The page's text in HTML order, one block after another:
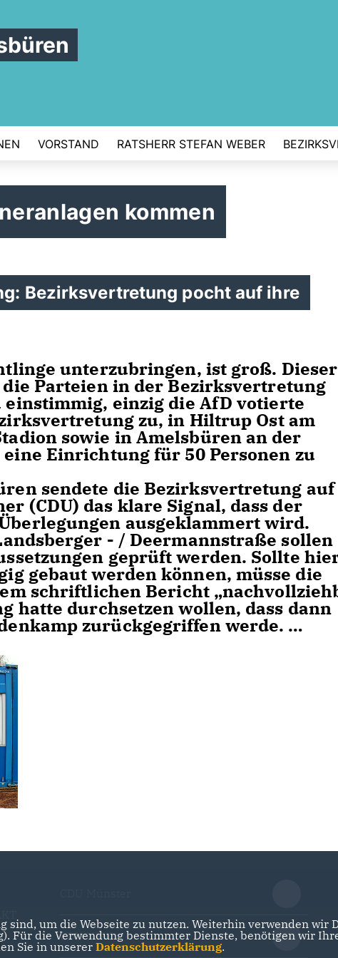
VORSTAND RATSHERR STEFAN WEBER
kommen
Bezirksvertretung pocht auf ihre
unterzubringen, ist groß. Dieser
Parteien in der Bezirksvertretung
einzig die AfD votierte
zu, in Hiltrup Ost am
sowie in Amelsbüren an der
Einrichtung für 50 Personen zu
sendete die Bezirksvertretung auf
(CDU) das klare Signal, dass der
ausgeklammert wird.
- / Deermannstraße sollen
geprüft werden. Sollte
gebaut werden können, müsse die
schriftlichen Bericht
hatte durchsetzen wollen, dass dann
zurückgegriffen werde.
CDU NRW
sind, um die Webseite zu nutzen. Weiterhin verwenden
Für die Verwendung bestimmter Dienste, benötigen wir
Sie in unserer Datenschutzerklärung.